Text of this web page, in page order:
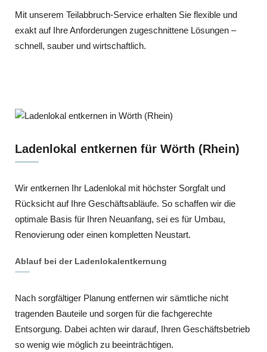
Mit unserem Teilabbruch-Service erhalten Sie flexible und
exakt auf Ihre Anforderungen zugeschnittene Lösungen –
schnell, sauber und wirtschaftlich.
Ladenlokal entkernen für Wörth (Rhein)
Wir entkernen Ihr Ladenlokal mit höchster Sorgfalt und
Rücksicht auf Ihre Geschäftsabläufe. So schaffen wir die
optimale Basis für Ihren Neuanfang, sei es für Umbau,
Renovierung oder einen kompletten Neustart.
Ablauf bei der Ladenlokalentkernung
Nach sorgfältiger Planung entfernen wir sämtliche nicht
tragenden Bauteile und sorgen für die fachgerechte
Entsorgung. Dabei achten wir darauf, Ihren Geschäftsbetrieb
so wenig wie möglich zu beeinträchtigen.